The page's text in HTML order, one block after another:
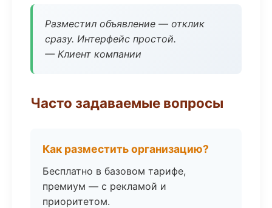
Разместил объявление — отклик
сразу. Интерфейс простой.
— Клиент компании
Часто задаваемые вопросы
Как разместить организацию?
Бесплатно в базовом тарифе,
премиум — с рекламой и
приоритетом.